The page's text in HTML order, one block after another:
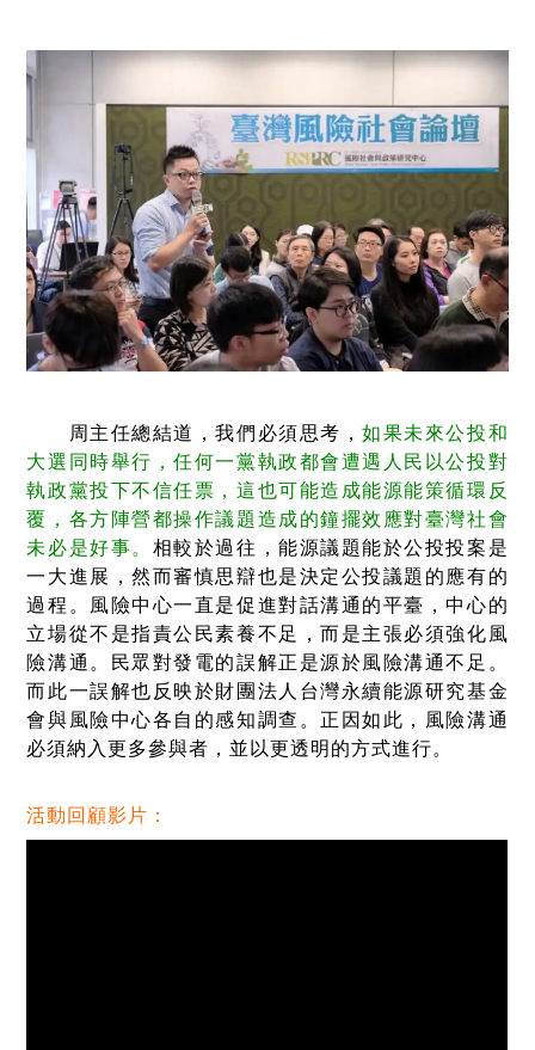
周主任總結道，我們必須思考，如果未來公投和
大選同時舉行，任何一黨執政都會遭遇人民以公投對
執政黨投下不信任票，這也可能造成能源能策循環反
覆，各方陣營都操作議題造成的鐘擺效應對臺灣社會
未必是好事。 相較於過往，能源議題能於公投投案是
一大進展，然而審慎思辯也是決定公投議題的應有的
過程。風險中心一直是促進對話溝通的平臺，中心的
立場從不是指責公民素養不足，而是主張必須強化風
險溝通。民眾對發電的誤解正是源於風險溝通不足。
而此一誤解也反映於財團法人台灣永續能源研究基金
會與風險中心各自的感知調查。正因如此，風險溝通
必須納入更多參與者，並以更透明的方式進行。
活動回顧影片：